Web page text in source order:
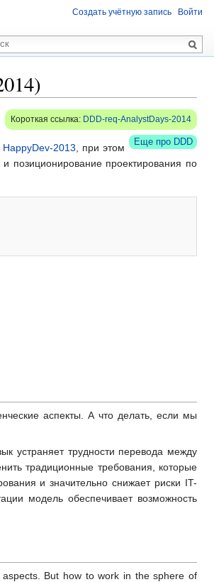
Короткая ссылка: DDD-req-AnalystDays-2014
Еще про DDD
2013, при этом
позиционирование проектирования по
аспекты. А что делать, если мы
устраняет трудности перевода между
традиционные требования, которые
и значительно снижает риски IT-
модель обеспечивает возможность
But how to work in the sphere of
Создать учётную запись Войти